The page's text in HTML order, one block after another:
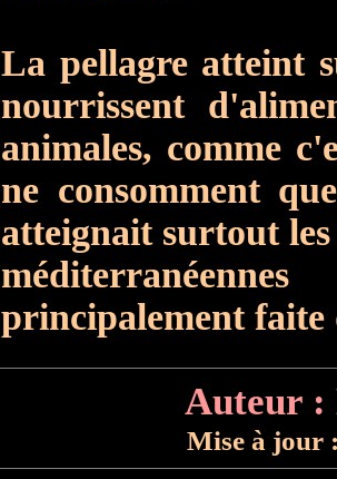
La pellagre atteint
nourrissent
animales, comme
ne consomment
atteignait surtout
principalement faite
Auteur :
Mise à jour